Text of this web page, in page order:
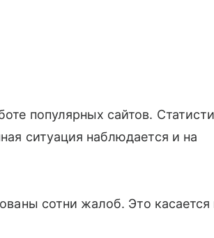
популярных сайтов.
ситуация наблюдается и на
сотни жалоб. Это касается